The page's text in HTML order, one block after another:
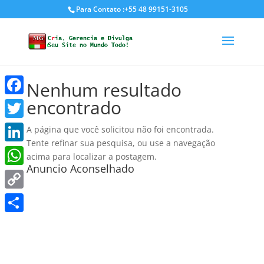
Para Contato :+55 48 99151-3105
Nenhum resultado
encontrado
A página que você solicitou não foi encontrada.
Tente refinar sua pesquisa, ou use a navegação
acima para localizar a postagem.
Anuncio Aconselhado
Facebook
Twitter
LinkedIn
WhatsApp
Copy